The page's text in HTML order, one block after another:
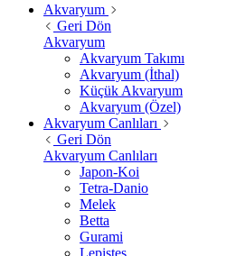
Akvaryum
Geri Dön
Akvaryum
Akvaryum Takımı
Akvaryum (İthal)
Küçük Akvaryum
Akvaryum (Özel)
Akvaryum Canlıları
Geri Dön
Akvaryum Canlıları
Japon-Koi
Tetra-Danio
Melek
Betta
Gurami
Lepistes